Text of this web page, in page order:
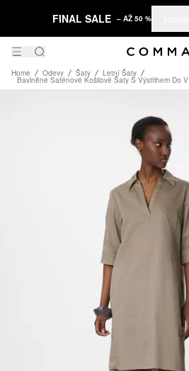
FINAL SALE – AŽ 50 %
Home Odevy Šaty Letní Šaty
Bavlněné Saténové Košilové Šaty S Výstřihem Do V